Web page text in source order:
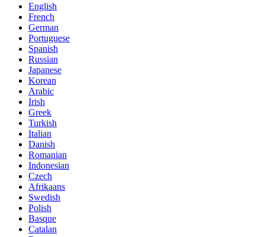
English
French
German
Portuguese
Spanish
Russian
Japanese
Korean
Arabic
Irish
Greek
Turkish
Italian
Danish
Romanian
Indonesian
Czech
Afrikaans
Swedish
Polish
Basque
Catalan